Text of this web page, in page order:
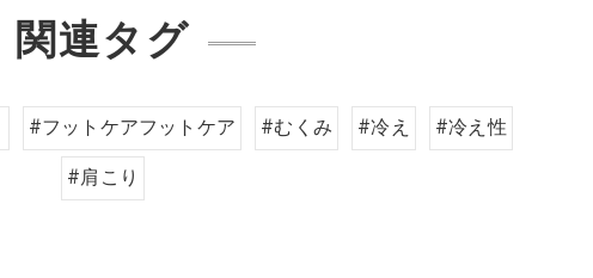
関連タグ
#フットケアフットケア #むくみ #冷え
#冷え性
#肩こり